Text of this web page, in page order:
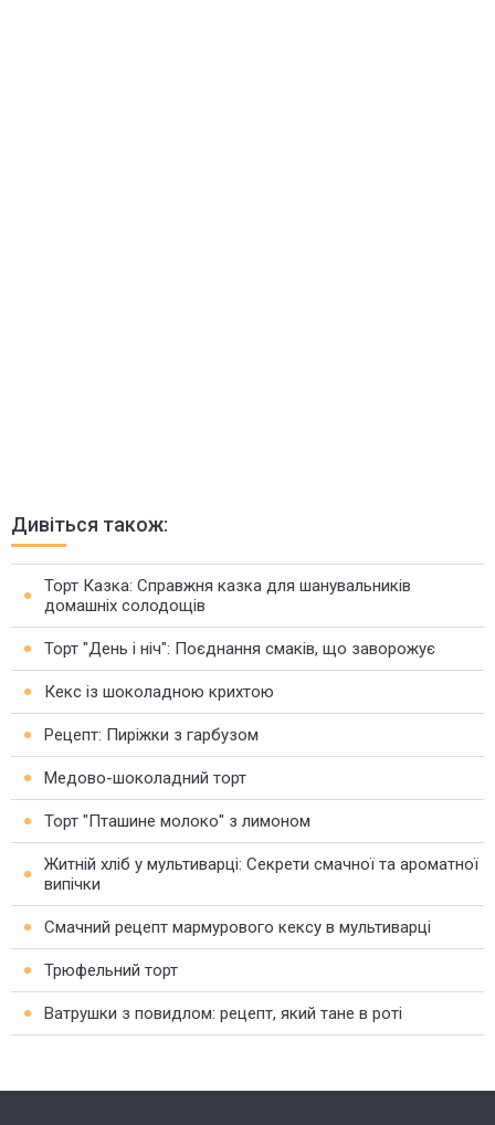
Дивіться також:
Торт Казка: Справжня казка для шанувальників
домашніх солодощів
Торт "День і ніч": Поєднання смаків, що заворожує
Кекс із шоколадною крихтою
Рецепт: Пиріжки з гарбузом
Медово-шоколадний торт
Торт "Пташине молоко" з лимоном
Житній хліб у мультиварці: Секрети смачної та ароматної
випічки
Смачний рецепт мармурового кексу в мультиварці
Трюфельний торт
Ватрушки з повидлом: рецепт, який тане в роті